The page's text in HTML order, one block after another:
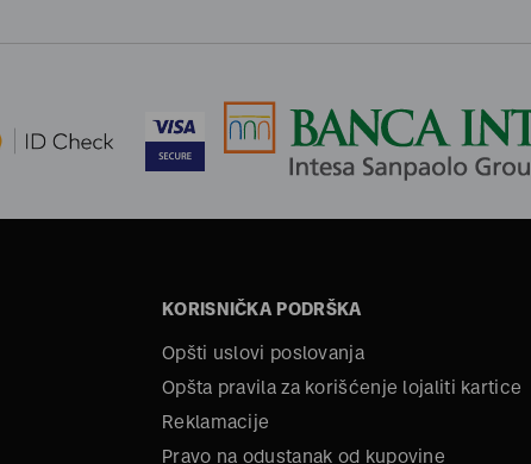
KORISNIČKA PODRŠKA
Opšti uslovi poslovanja
Opšta pravila za korišćenje lojaliti kartice
Reklamacije
Pravo na odustanak od kupovine